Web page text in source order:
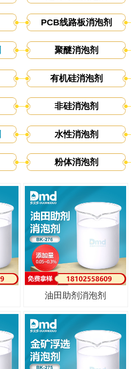
PCB线路板消泡剂
聚醚消泡剂
有机硅消泡剂
非硅消泡剂
水性消泡剂
粉体消泡剂
油田助剂消泡剂